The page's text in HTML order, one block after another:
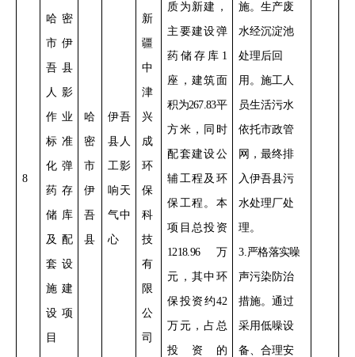
8
哈密
市伊
吾县
人影
作业
标准
化弹
药存
储库
及配
套设
施建
设项
目
哈
密
市
伊
吾
县
伊吾
县人
工影
响天
气中
心
新
疆
中
津
兴
成
环
保
科
技
有
限
公
司
质 为新建，
主要建设弹
药储存库 1
座，建筑面
积为267.83平
方米，同时
配套建设公
辅工程及环
保工程。 本
项目总投资
1218.96万
元，其中环
保投资约42
万元，占总
投资的
施。生产废
水经沉淀池
处理后回
用。施工人
员生活污水
依托市政管
网，最终排
入伊吾县污
水处理厂处
理。
3.严格落实噪
声污染防治
措施。通过
采用低噪设
备、合理安